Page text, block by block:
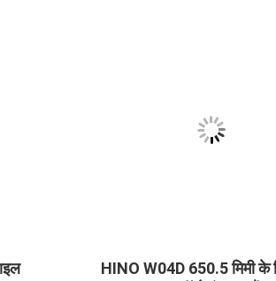
HINO W04D 650.5 मिमी के